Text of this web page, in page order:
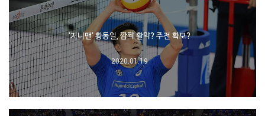
'저니맨' 황동일, 깜짝 활약? 주전 확보?
2020.01.19